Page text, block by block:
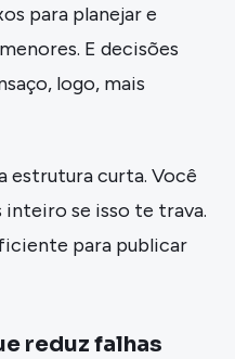
para planejar e
E decisões
logo, mais
estrutura curta. Você
inteiro se isso te trava.
para publicar
reduz falhas